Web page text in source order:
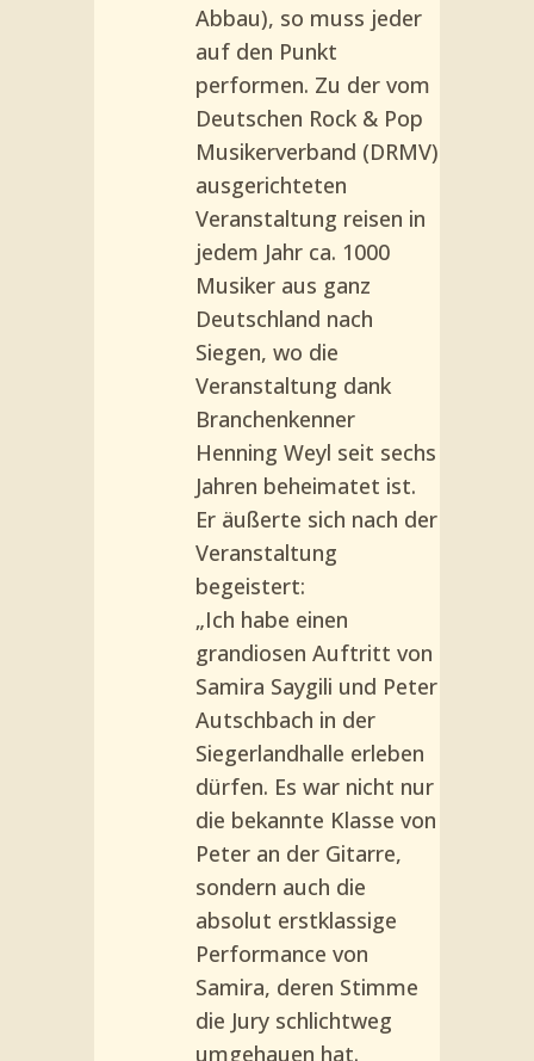
Abbau), so muss jeder
auf den Punkt
performen. Zu der vom
Deutschen Rock & Pop
Musikerverband (DRMV)
ausgerichteten
Veranstaltung reisen in
jedem Jahr ca. 1000
Musiker aus ganz
Deutschland nach
Siegen, wo die
Veranstaltung dank
Branchenkenner
Henning Weyl seit sechs
Jahren beheimatet ist.
Er äußerte sich nach der
Veranstaltung
begeistert:
„Ich habe einen
grandiosen Auftritt von
Samira Saygili und Peter
Autschbach in der
Siegerlandhalle erleben
dürfen. Es war nicht nur
die bekannte Klasse von
Peter an der Gitarre,
sondern auch die
absolut erstklassige
Performance von
Samira, deren Stimme
die Jury schlichtweg
umgehauen hat.